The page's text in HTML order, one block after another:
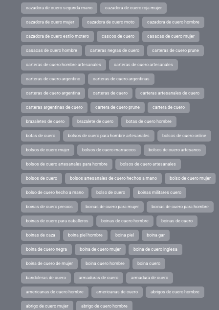
cazadora de cuero segunda mano cazadora de cuero roja mujer
cazadora de cuero mujer cazadora de cuero moto cazadora de cuero hombre
cazadora de cuero estilo motero cascos de cuero casacas de cuero mujer
casacas de cuero hombre carteras negras de cuero carteras de cuero prune
carteras de cuero hombre artesanales carteras de cuero artesanales
carteras de cuero argentino carteras de cuero argentinas
carteras de cuero argentina carteras de cuero carteras artesanales de cuero
carteras argentinas de cuero cartera de cuero prune cartera de cuero
brazaletes de cuero brazalete de cuero botas de cuero hombre
botas de cuero bolsos de cuero para hombre artesanales bolsos de cuero online
bolsos de cuero mujer bolsos de cuero marruecos bolsos de cuero artesanos
bolsos de cuero artesanales para hombre bolsos de cuero artesanales
bolsos de cuero bolsos artesanales de cuero hechos a mano bolso de cuero mujer
bolso de cuero hecho a mano bolso de cuero boinas militares cuero
boinas de cuero precios boinas de cuero para mujer boinas de cuero para hombre
boinas de cuero para caballeros boinas de cuero hombre boinas de cuero
boinas de caza boina piel hombre boina piel boina gar
boina de cuero negra boina de cuero mujer boina de cuero inglesa
boina de cuero de mujer boina cuero hombre boina cuero
bandoleras de cuero armaduras de cuero armadura de cuero
americanas de cuero hombre americanas de cuero abrigos de cuero hombre
abrigo de cuero mujer abrigo de cuero hombre